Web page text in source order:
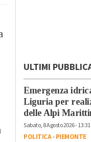
ULTIMI
Emergenza
Liguria per
delle Alpi
Sabato, 8 Agosto 2026 - 13:31
POLITICA-PIEMONTE